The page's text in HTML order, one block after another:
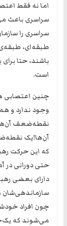
اما نه فقط
سراسری باعث
سراسری را
طبقه‌ای، طبقه‌ی
باشند، حتا
است.
چنین اعتصابی
وجود ندارد و
نقطه‌ضعف آن‌ها
آن‌ها!‏یک
که این حرکت
حتی دورانی در
دارای بعضی
چون افراد
می‌شوند که